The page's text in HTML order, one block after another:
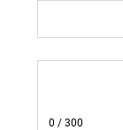
0 / 300